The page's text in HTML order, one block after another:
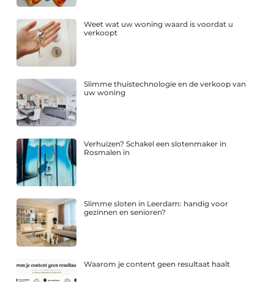
Weet wat uw woning waard is voordat u
verkoopt
Slimme thuistechnologie en de verkoop van
uw woning
Verhuizen? Schakel een slotenmaker in
Rosmalen in
Slimme sloten in Leerdam: handig voor
gezinnen en senioren?
Waarom je content geen resultaat haalt